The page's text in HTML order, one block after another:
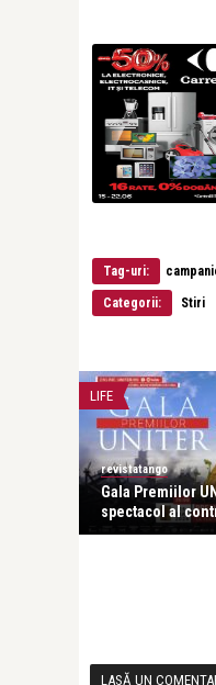
Tag-uri:
Categorii: Stiri
LIFE
revistatango
Gala Premiilor
spectacol al
LASĂ UN